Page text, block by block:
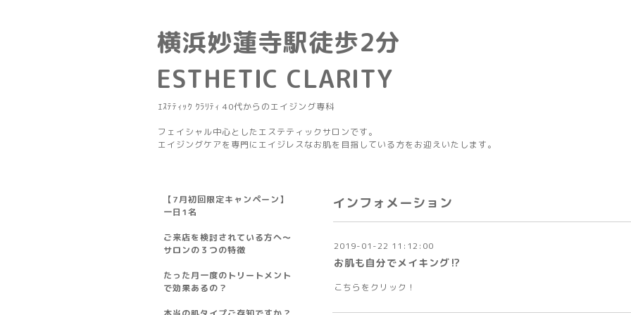
横浜妙蓮寺駅徒歩2分
ESTHETIC CLARITY
ｴｽﾃﾃｨｯｸ ｸﾗﾘﾃｨ 40代からのエイジング専科
フェイシャル中心としたエステティックサロンです。
エイジングケアを専門にエイジレスなお肌を目指している方をお迎えいたします。
インフォメーション
2019-01-22 11:12:00
お肌も自分でメイキング⁉
こちらをクリック！
【7月初回限定キャンペーン】
一日1名
ご来店を検討されている方へ～
サロンの３つの特徴
たった月一度のトリートメント
で効果あるの？